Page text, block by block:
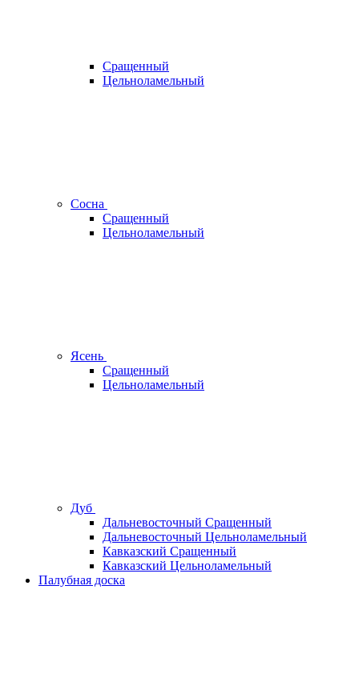
Сращенный
Цельноламельный
Сосна
Сращенный
Цельноламельный
Ясень
Сращенный
Цельноламельный
Дуб
Дальневосточный Сращенный
Дальневосточный Цельноламельный
Кавказский Сращенный
Кавказский Цельноламельный
Палубная доска